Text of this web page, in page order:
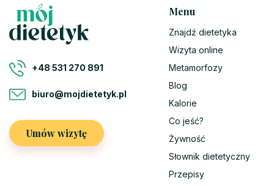
+48 531 270 891
biuro@mojdietetyk.pl
Umów wizytę
Menu
Znajdź dietetyka
Wizyta online
Metamorfozy
Blog
Kalorie
Co jeść?
Żywność
Słownik dietetyczny
Przepisy